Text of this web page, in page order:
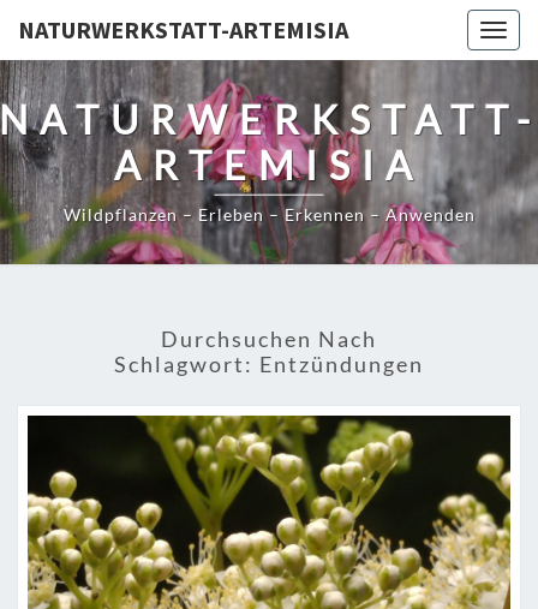
NATURWERKSTATT-ARTEMISIA
ARTEMISIA
Wildpflanzen – Erleben – Erkennen – Anwenden
Durchsuchen Nach
Schlagwort: Entzündungen